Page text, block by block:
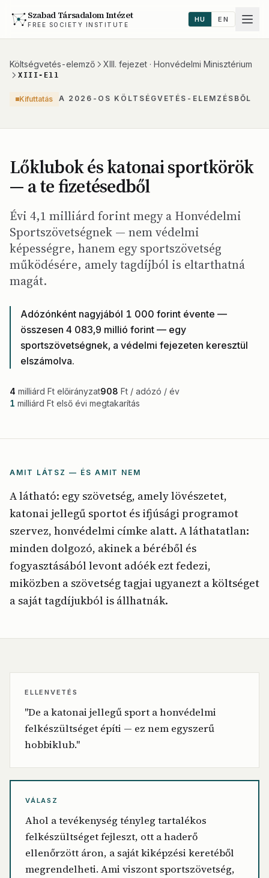
Szabad Társadalom Intézet
FREE SOCIETY INSTITUTE
HU EN
Költségvetés-elemző XIII. fejezet · Honvédelmi Minisztérium
XIII-E11
Kifuttatás A 2026-OS KÖLTSÉGVETÉS-ELEMZÉSBŐL
Lőklubok és katonai sportkörök
— a te fizetésedből
Évi 4,1 milliárd forint megy a Honvédelmi
Sportszövetségnek — nem védelmi
képességre, hanem egy sportszövetség
működésére, amely tagdíjból is eltarthatná
magát.
Adózónként nagyjából 1 000 forint évente —
összesen 4 083,9 millió forint — egy
sportszövetségnek, a védelmi fejezeten keresztül
elszámolva.
4 milliárd Ft előirányzat908 Ft / adózó / év
1 milliárd Ft első évi megtakarítás
AMIT LÁTSZ — ÉS AMIT NEM
A látható: egy szövetség, amely lövészetet,
katonai jellegű sportot és ifjúsági programot
szervez, honvédelmi címke alatt. A láthatatlan:
minden dolgozó, akinek a béréből és
fogyasztásából levont adóék ezt fedezi,
miközben a szövetség tagjai ugyanezt a költséget
a saját tagdíjukból is állhatnák.
ELLENVETÉS
"De a katonai jellegű sport a honvédelmi
felkészültséget építi — ez nem egyszerű
hobbiklub."
VÁLASZ
Ahol a tevékenység tényleg tartalékos
felkészültséget fejleszt, ott a haderő
ellenőrzött áron, a saját kiképzési keretéből
megrendelheti. Ami viszont sportszövetség,